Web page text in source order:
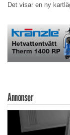
Det visar en ny
Annonser